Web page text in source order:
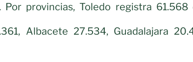
Por provincias, Toledo registra 61.568
Albacete 27.534, Guadalajara